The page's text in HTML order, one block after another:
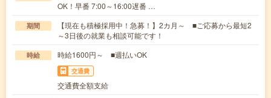
OK！早番 7:00～16:00遅番 …
期間
【現在も積極採用中！急募！】2カ月～ ■ご応募から最短2
～3日後の就業も相談可能です！
時給 時給1600円～ ■週払いOK
交通費
交通費全額支給